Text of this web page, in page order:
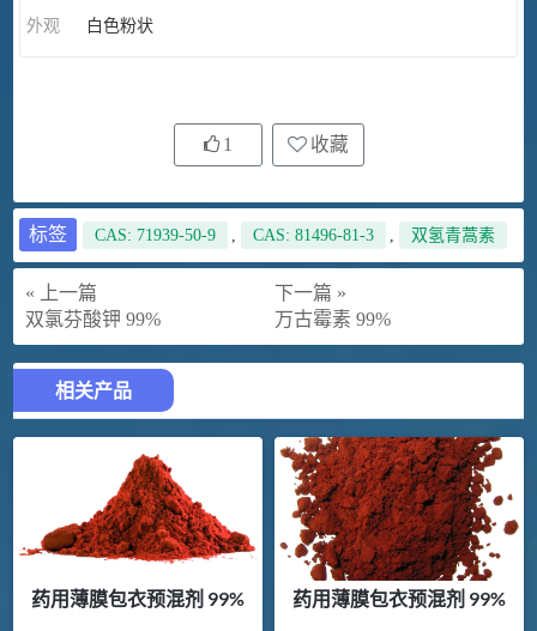
外观 白色粉状
1 收藏
标签 CAS: 71939-50-9 , CAS: 81496-81-3 , 双氢青蒿素
« 上一篇
双氯芬酸钾 99%
下一篇 »
万古霉素 99%
相关产品
药用薄膜包衣预混剂 99% 药用薄膜包衣预混剂 99%